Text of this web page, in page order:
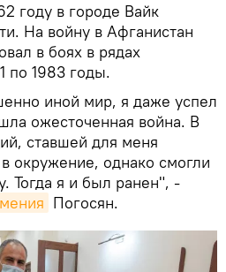
году в городе Вайк
На войну в Афганистан
в боях в рядах
по 1983 годы.
иной мир, я даже успел
ожесточенная война. В
ставшей для меня
окружение, однако смогли
Тогда я и был ранен", -
Погосян.